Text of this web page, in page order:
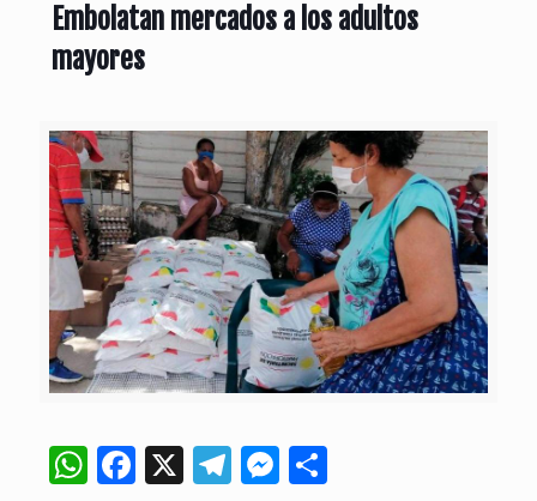
Embolatan mercados a los adultos
mayores
WhatsApp
Facebook
X Telegram
Messenger